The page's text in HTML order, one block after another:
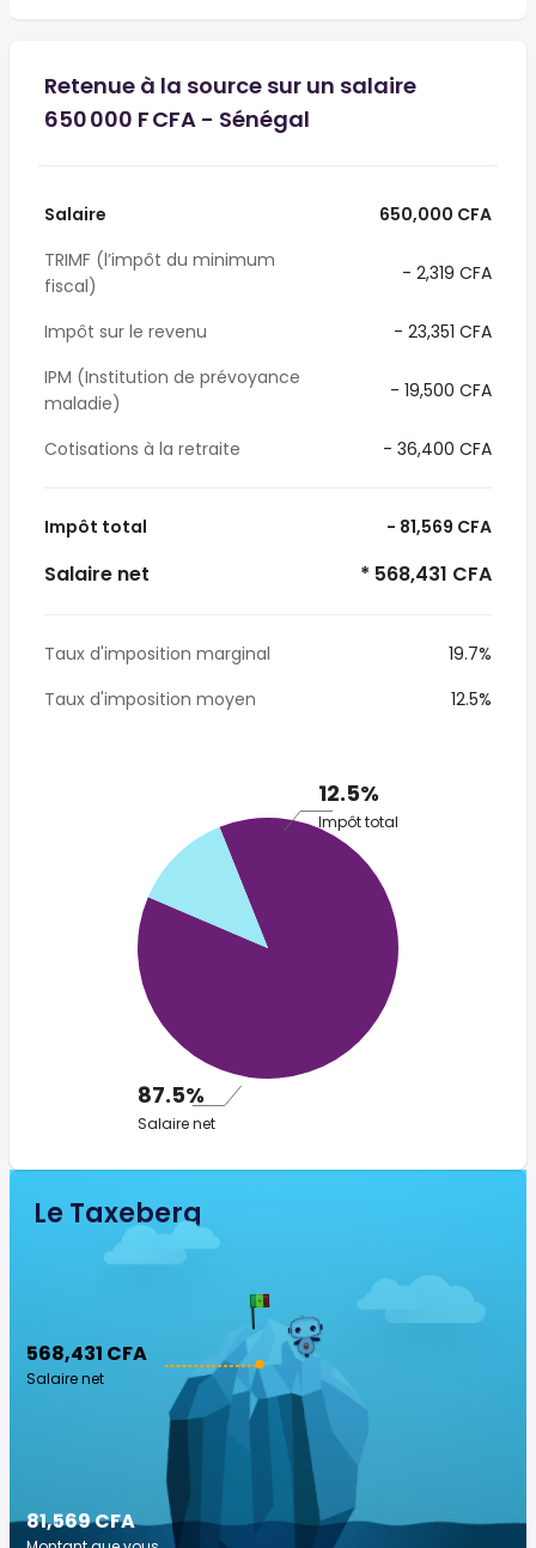
Retenue à la source sur un salaire
650 000 F CFA - Sénégal
Salaire
650,000 CFA
TRIMF (l’impôt du minimum
fiscal)
- 2,319 CFA
Impôt sur le revenu
- 23,351 CFA
IPM (Institution de prévoyance
maladie)
- 19,500 CFA
Cotisations à la retraite - 36,400 CFA
Impôt total - 81,569 CFA
Salaire net * 568,431 CFA
Taux d'imposition marginal
19.7%
Taux d'imposition moyen
12.5%
12.5%
Impôt total
87.5%
Salaire net
Le Taxeberg
568,431 CFA
Salaire net
81,569 CFA